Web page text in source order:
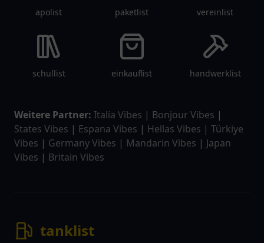
apolist paketlist vereinlist
schullist einkauflist handwerklist
Weitere Partner: Italia Vibes | Bonjour Vibes |
States Vibes | Espana Vibes | Hellas Vibes | Türkiye
Vibes | Germany Vibes | Mandarin Vibes | Japan
Vibes | Britain Vibes
tanklist